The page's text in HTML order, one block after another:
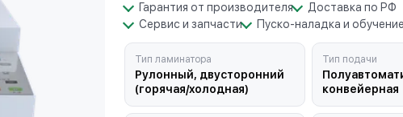
Гарантия от производителя
Доставка по РФ
Сервис и запчасти
Пуско-наладка и обучение
Тип ламинатора
Рулонный, двусторонний
(горячая/холодная)
Тип подачи
конвейерная